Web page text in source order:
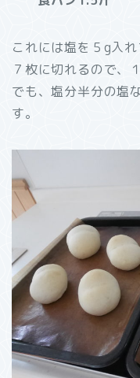
これには塩を５g入れ
７枚に切れるので、
でも、塩分半分の塩
す。